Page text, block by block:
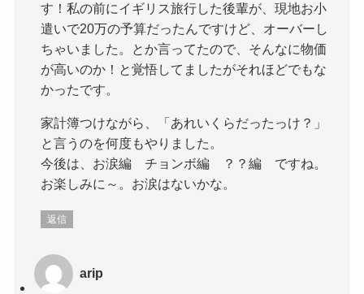
す！私の前にイギリス旅行した後輩が、現地お小
遣いで20万の予算だったんですけど、オーバーし
ちゃいました。とか言ってたので、そんなに物価
が高いのか！と覚悟してましたがそれほどでもな
かったです。
家計簿つけながら、「あれいくらだったっけ？」
と言うのを何度もやりました。
今後は、お涙編 チョンボ編 ？？編 ですね。
お楽しみに～。お涙はないかな。
返信
arip